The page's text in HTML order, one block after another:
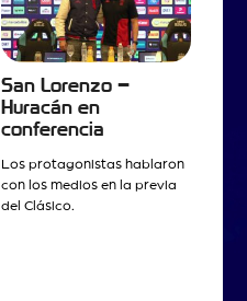
San Lorenzo –
Huracán en
conferencia
Los protagonistas hablaron
con los medios en la previa
del Clásico.